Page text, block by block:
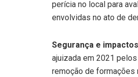
perícia no local para
envolvidas no ato de
Segurança e
ajuizada em 2021
remoção de formações